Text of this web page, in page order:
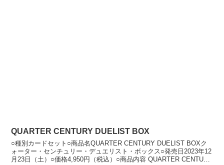
QUARTER CENTURY DUELIST BOX
○種別カードセット○商品名QUARTER CENTURY DUELIST BOXク
ォーター・センチュリー・デュエリスト・ボックス○発売日2023年12
月23日（土）○価格4,950円（税込）○商品内容 QUARTER CENTURY